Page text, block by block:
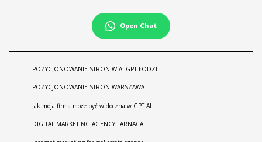
Open Chat
POZYCJONOWANIE STRON W AI GPT ŁODZI
POZYCJONOWANIE STRON WARSZAWA
Jak moja firma może być widoczna w GPT AI
DIGITAL MARKETING AGENCY LARNACA